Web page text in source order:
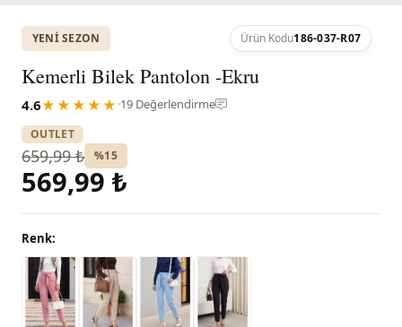
YENI SEZON Ürün Kodu186-037-R07
Kemerli Bilek Pantolon -Ekru
4.6★★★★★ ·19 Değerlendirme
OUTLET
659,99 ₺ %15
569,99 ₺
Renk: